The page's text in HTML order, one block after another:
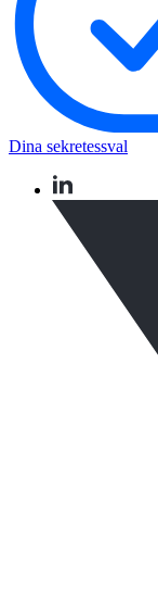
Dina sekretessval